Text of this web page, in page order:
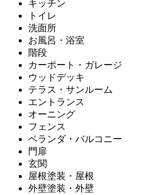
キッチン
トイレ
洗面所
お風呂・浴室
階段
カーポート・ガレージ
ウッドデッキ
テラス・サンルーム
エントランス
オーニング
フェンス
ベランダ・バルコニー
門扉
玄関
屋根塗装・屋根
外壁塗装・外壁